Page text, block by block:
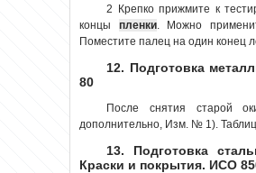
2 Крепко прижмите к
концы пленки. Можно
Поместите палец на один конец
12. Подготовка
80
После снятия старой
дополнительно, Изм. № 1).
13. Подготовка
Краски и покрытия. ИСО